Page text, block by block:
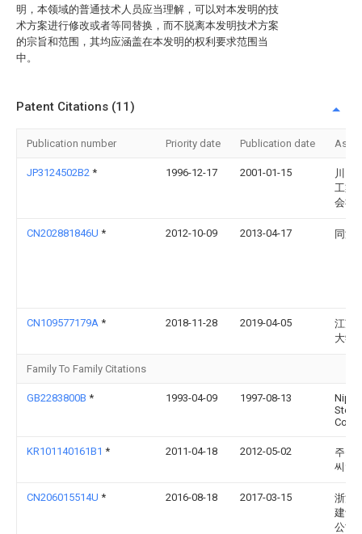
明，本领域的普通技术人员应当理解，可以对本发明的技
术方案进行修改或者等同替换，而不脱离本发明技术方案
的宗旨和范围，其均应涵盖在本发明的权利要求范围当
中。
Patent Citations (11)
Publication number Priority date Publication date
JP3124502B2 * 1996-12-17 2001-01-15
川口
工業
会社
CN202881846U * 2012-10-09 2013-04-17 同济
CN109577179A * 2018-11-28 2019-04-05
江苏
大学
Family To Family Citations
GB2283800B * 1993-04-09 1997-08-13
Steel
Corp
KR101140161B1 * 2011-04-18 2012-05-02
주식
씨앤
CN206015514U * 2016-08-18 2017-03-15
浙江
建设
公司